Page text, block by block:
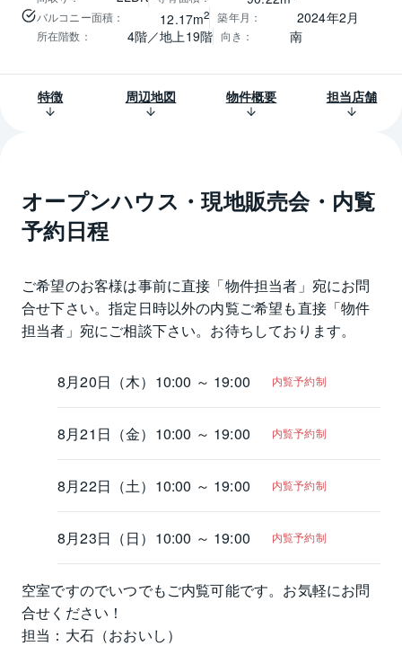
バルコニー面積 ： 12.17m2 築年月 ： 2024年2月
所在階数 ： 4階／地上19階 向き ： 南
特徴 周辺地図 物件概要 担当店舗
オープンハウス・現地販売会・内覧
予約日程
ご希望のお客様は事前に直接「物件担当者」宛にお問
合せ下さい。指定日時以外の内覧ご希望も直接「物件
担当者」宛にご相談下さい。お待ちしております。
8月20日（木） 10:00 ～ 19:00 内覧予約制
8月21日（金） 10:00 ～ 19:00 内覧予約制
8月22日（土） 10:00 ～ 19:00 内覧予約制
8月23日（日） 10:00 ～ 19:00 内覧予約制
空室ですのでいつでもご内覧可能です。お気軽にお問
合せください！
担当：大石（おおいし）